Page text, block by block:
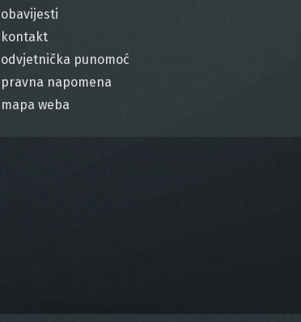
obavijesti
kontakt
odvjetnička punomoć
pravna napomena
mapa weba